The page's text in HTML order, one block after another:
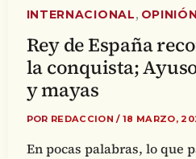
INTERNACIONAL, OPINIÓN
Rey de España
la conquista;
y mayas
POR REDACCION/ 18 MARZO,
En pocas palabras, lo que